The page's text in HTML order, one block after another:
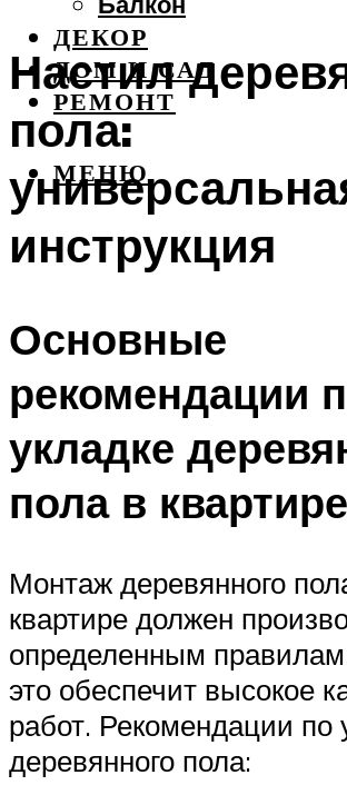
ДЕКОР
ДОМ И САД
РЕМОНТ
МЕНЮ
Настил
пола:
инструкция
Основные
рекомендации
укладке
пола в квартире
Монтаж деревянного
квартире должен
определенным
это обеспечит высокое
работ. Рекомендации по
деревянного пола: